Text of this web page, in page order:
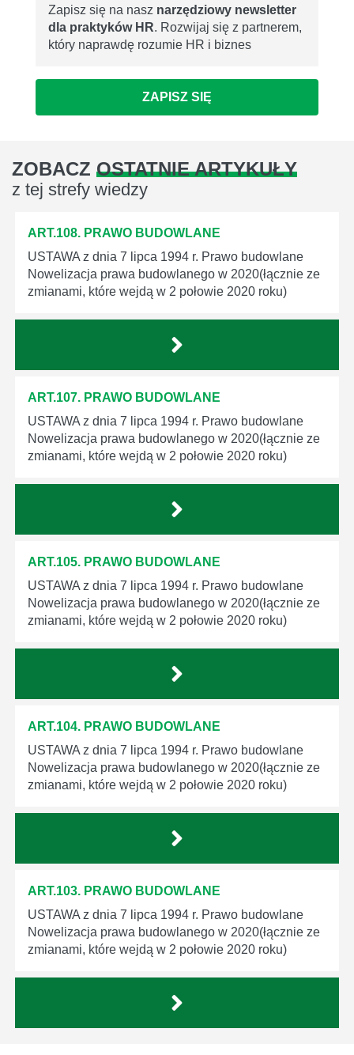
Zapisz się na nasz narzędziowy newsletter
dla praktyków HR. Rozwijaj się z partnerem,
który naprawdę rozumie HR i biznes
ZAPISZ SIĘ
ZOBACZ OSTATNIE ARTYKUŁY
z tej strefy wiedzy
ART.108. PRAWO BUDOWLANE
USTAWA z dnia 7 lipca 1994 r. Prawo budowlane
Nowelizacja prawa budowlanego w 2020(łącznie ze
zmianami, które wejdą w 2 połowie 2020 roku)
ART.107. PRAWO BUDOWLANE
USTAWA z dnia 7 lipca 1994 r. Prawo budowlane
Nowelizacja prawa budowlanego w 2020(łącznie ze
zmianami, które wejdą w 2 połowie 2020 roku)
ART.105. PRAWO BUDOWLANE
USTAWA z dnia 7 lipca 1994 r. Prawo budowlane
Nowelizacja prawa budowlanego w 2020(łącznie ze
zmianami, które wejdą w 2 połowie 2020 roku)
ART.104. PRAWO BUDOWLANE
USTAWA z dnia 7 lipca 1994 r. Prawo budowlane
Nowelizacja prawa budowlanego w 2020(łącznie ze
zmianami, które wejdą w 2 połowie 2020 roku)
ART.103. PRAWO BUDOWLANE
USTAWA z dnia 7 lipca 1994 r. Prawo budowlane
Nowelizacja prawa budowlanego w 2020(łącznie ze
zmianami, które wejdą w 2 połowie 2020 roku)